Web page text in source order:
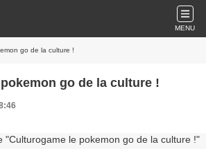
MENU
go de la culture !
go de la culture !